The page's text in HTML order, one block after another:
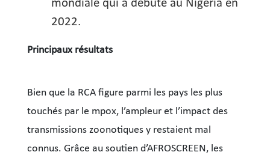
mondiale qui a débuté au Nigéria en
2022.
Principaux résultats
Bien que la RCA figure parmi les pays les plus
touchés par le mpox, l’ampleur et l’impact des
transmissions zoonotiques y restaient mal
connus. Grâce au soutien d’AFROSCREEN, les